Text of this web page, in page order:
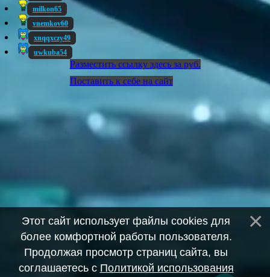
milkon65
vnemkov60
xnqqxczy49
uwkuba54
Разместить ссылку здесь за руб.
Поставить к себе на сайт
Этот сайт использует файлы cookies для
более комфортной работы пользователя.
Продолжая просмотр страниц сайта, вы
соглашаетесь с Политикой использования